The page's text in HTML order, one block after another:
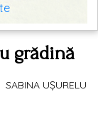
grădină
SABINA UȘURELU